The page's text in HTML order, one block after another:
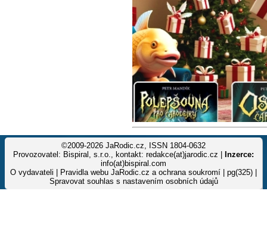
©2009-2026 JaRodic.cz, ISSN 1804-0632
Provozovatel: Bispiral, s.r.o., kontakt: redakce(at)jarodic.cz |
Inzerce:
info(at)bispiral.com
O vydavateli
Pravidla webu JaRodic.cz a ochrana soukromí | pg(325) |
Spravovat souhlas s nastavením osobních údajů